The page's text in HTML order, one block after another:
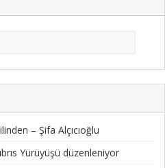
– Şifa Alçıcıoğlu
Yürüyüşü düzenleniyor